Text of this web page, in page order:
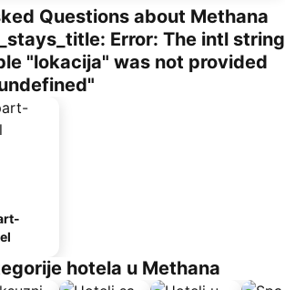
Questions about Methana
Error: The intl string
"lokacija" was not provided
hotela u Methana